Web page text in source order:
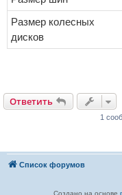
Размер колесных
дисков
Ответить
1
Список форумов